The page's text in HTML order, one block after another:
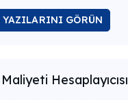
YAZILARINI GÖRÜN
Hesaplayıcısı